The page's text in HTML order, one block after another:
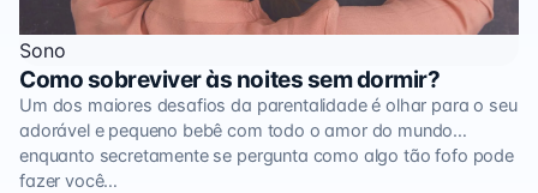
Sono
Como sobreviver às noites sem dormir?
Um dos maiores desafios da parentalidade é olhar para o seu
adorável e pequeno bebê com todo o amor do mundo…
enquanto secretamente se pergunta como algo tão fofo pode
fazer você…